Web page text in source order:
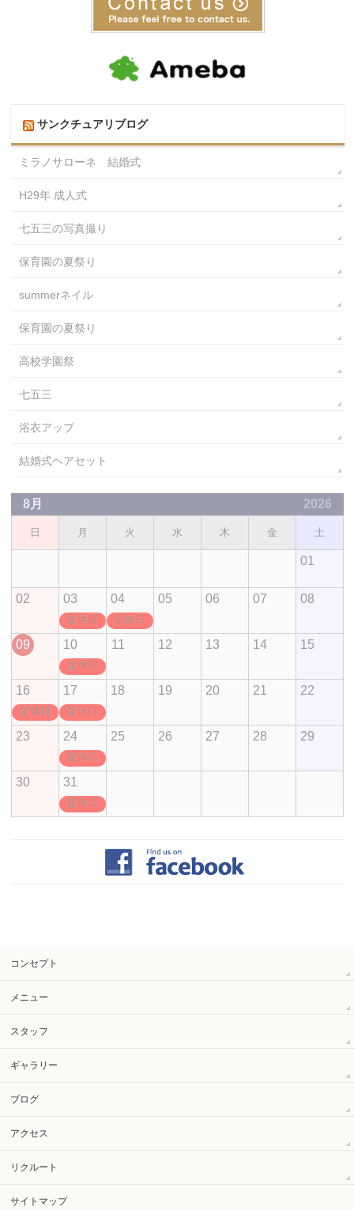
サンクチュアリブログ
ミラノサローネ 結婚式
H29年 成人式
七五三の写真撮り
保育園の夏祭り
summerネイル
保育園の夏祭り
高校学園祭
七五三
浴衣アップ
結婚式ヘアセット
8月 2026
日 月 火 水 木 金 土
01
02 03
定休日
04
定休日
05 06 07 08
09 10
定休日
11 12 13 14 15
16
定休日
17
定休日
18 19 20 21 22
23 24
定休日
25 26 27 28 29
30 31
定休日
コンセプト
メニュー
スタッフ
ギャラリー
ブログ
アクセス
リクルート
サイトマップ